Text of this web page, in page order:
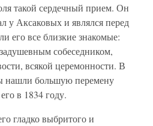
такой сердечный прием. Он
у Аксаковых и являлся перед
его все близкие знакомые:
собеседником,
всякой церемонности. В
нашли большую перемену
в 1834 году.
гладко выбритого и